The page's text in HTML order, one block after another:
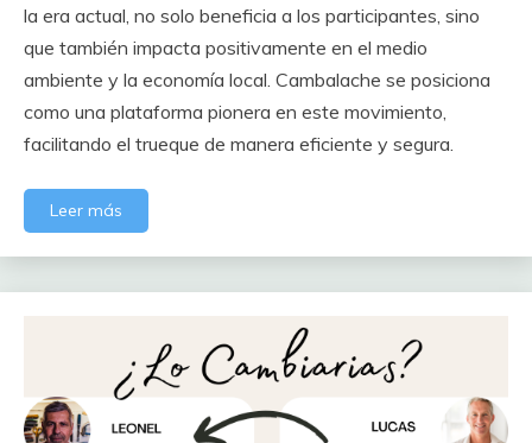
la era actual, no solo beneficia a los participantes, sino
que también impacta positivamente en el medio
ambiente y la economía local. Cambalache se posiciona
como una plataforma pionera en este movimiento,
facilitando el trueque de manera eficiente y segura.
Leer más